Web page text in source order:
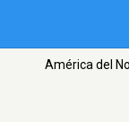
América del